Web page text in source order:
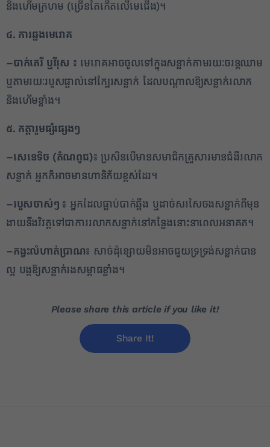
និងហើមក្រហម (ច្រើនតែកើតលើមេជើង)។
៤. ការឆ្លងមេរោគ
–បាក់តេរី ឬវីរុស ៖មេរោគអាចចូលទៅក្នុងសន្លាក់តាមរយៈចរន្តឈាម
ឬតាមរយៈរបួសផ្ទាល់នៅក្បែរសន្លាក់ ដែលបណ្តាលឱ្យសន្លាក់រលាក
និងហើមខ្លាំង។
៥. កត្តារួមផ្សំផ្សេងៗ
–សេនេទិច (តំណពូជ)៖ប្រសិនបើមានសមាជិកគ្រួសារមានជំងឺរលាក
សន្លាក់ អ្នកក៏អាចមានហានិភ័យខ្ពស់ដែរ។
–របួសចាស់ៗ ៖ អ្នកដែលធ្លាប់បាក់ឆ្អឹង ឬដាច់សរសៃចងសន្លាក់ពីមុន
ងាយនឹងវិវត្តទៅជាការរលាកសន្លាក់នៅកន្លែងនោះនាពេលអនាគត។
–កង្វះលំហាត់ប្រាណ៖ សាច់ដុំខ្សោយមិនអាចជួយទ្រទ្រង់សន្លាក់បាន
ល្អ បង្កឱ្យសន្លាក់រងសម្ពាធខ្លាំង។
Please share this article if you like it!
Share It!